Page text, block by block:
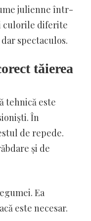
julienne într-
culorile diferite
spectaculos.
tăierea
tehnică este
În
de repede.
și de
Ea
este necesar.